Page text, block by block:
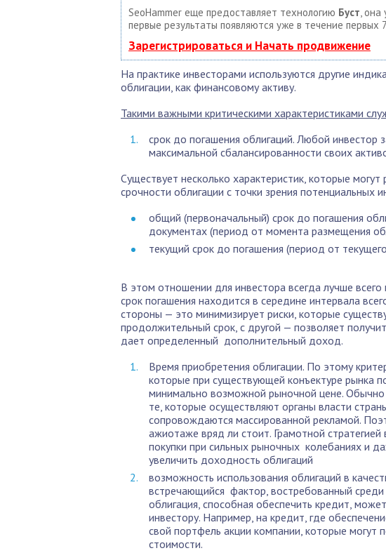
SeoHammer еще предоставляет технологию Буст ,
первые результаты появляются уже в течение первых
Зарегистрироваться и Начать продвижение
На практике инвесторами используются другие
облигации, как финансовому активу.
Такими важными критическими характеристиками
срок до погашения облигаций. Любой инвестор
максимальной сбалансированности своих
Существует несколько характеристик, которые могут
срочности облигации с точки зрения потенциальных
общий (первоначальный) срок до погашения
документах (период от момента размещения
текущий срок до погашения (период от
В этом отношении для инвестора всегда лучше
срок погашения находится в середине интервала
стороны — это минимизирует риски, которые
продолжительный срок, с другой — позволяет
дает определенный дополнительный доход.
Время приобретения облигации. По этому
которые при существующей конъектуре рынка
минимально возможной рыночной цене.
те, которые осуществляют органы власти
сопровождаются массированной рекламой.
ажиотаже вряд ли стоит. Грамотной
покупки при сильных рыночных колебаниях и
увеличить доходность облигаций
возможность использования облигаций в
встречающийся фактор, востребованный
облигация, способная обеспечить кредит,
инвестору. Например, на кредит, где
свой портфель акции компании, которые могут
стоимости.